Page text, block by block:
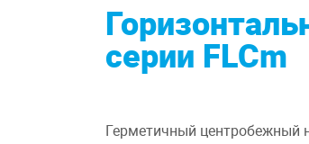
серии FLCm
Герметичный центробежный